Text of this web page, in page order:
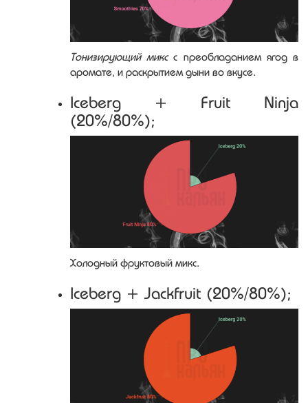
Тонизирующий миксс преобладанием ягод в
аромате, и раскрытием дыни во вкусе.
Iceberg + Fruit Ninja
(20%/80%);
Холодный фруктовый микс.
Iceberg + Jackfruit (20%/80%);